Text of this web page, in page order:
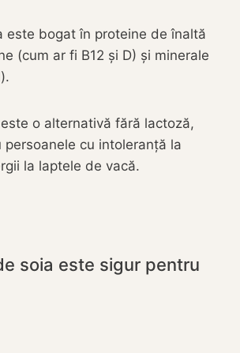
este bogat în proteine de înaltă
(cum ar fi B12 și D) și minerale
o alternativă fără lactoză,
cu intoleranță la
la laptele de vacă.
soia este sigur pentru